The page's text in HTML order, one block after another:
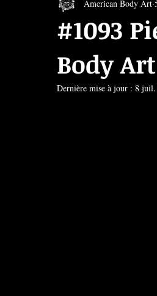
#1093
Body Art
American Body Art
Dernière mise à jour : 8 juil.